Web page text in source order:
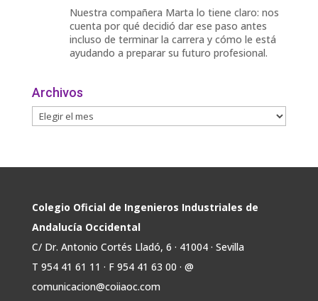
Nuestra compañera Marta lo tiene claro: nos
cuenta por qué decidió dar ese paso antes
incluso de terminar la carrera y cómo le está
ayudando a preparar su futuro profesional.
🤝 Contacto con profesionales y empresas.
💼
r
🏎️ Fórmula Gades, la escudería de la
@univcadiz, presenta el G26, un monoplaza
más ligero, sostenible y adaptado a la nueva
normativa de Formula Student 30 julio 2026.
En la presentación, que tuvo lugar este
miércoles, estuvieron presentes María Luisa
Archivos
Colegio Oficial de Ingenieros Industriales de
Andalucía Occidental
C/ Dr. Antonio Cortés Lladó, 6 · 41004 · Sevilla
T 954 41 61 11 · F 954 41 63 00 · @
comunicacion@coiiaoc.com